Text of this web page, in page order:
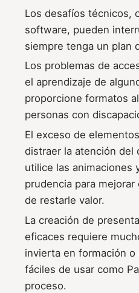
Los desafíos técnicos,
software, pueden
siempre tenga un plan
Los problemas de
el aprendizaje de
proporcione formatos
personas con
El exceso de
distraer la atención del
utilice las animaciones
prudencia para
de restarle valor.
La creación de
eficaces requiere
invierta en formación
fáciles de usar como
proceso.